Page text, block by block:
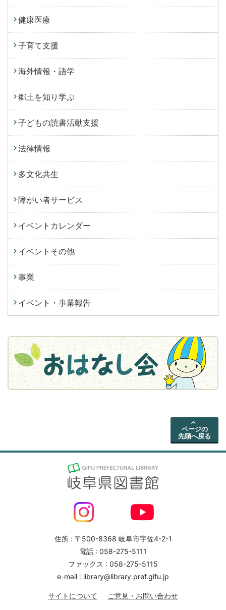
健康医療
子育て支援
海外情報・語学
郷土を知り学ぶ
子どもの読書活動支援
法律情報
多文化共生
障がい者サービス
イベントカレンダー
イベントその他
事業
イベント・事業報告
ページの
先頭へ戻る
住所 : 〒500-8368 岐阜市宇佐4-2-1
電話 : 058-275-5111
ファックス : 058-275-5115
e-mail : library@library.pref.gifu.jp
サイトについて ご意見・お問い合わせ